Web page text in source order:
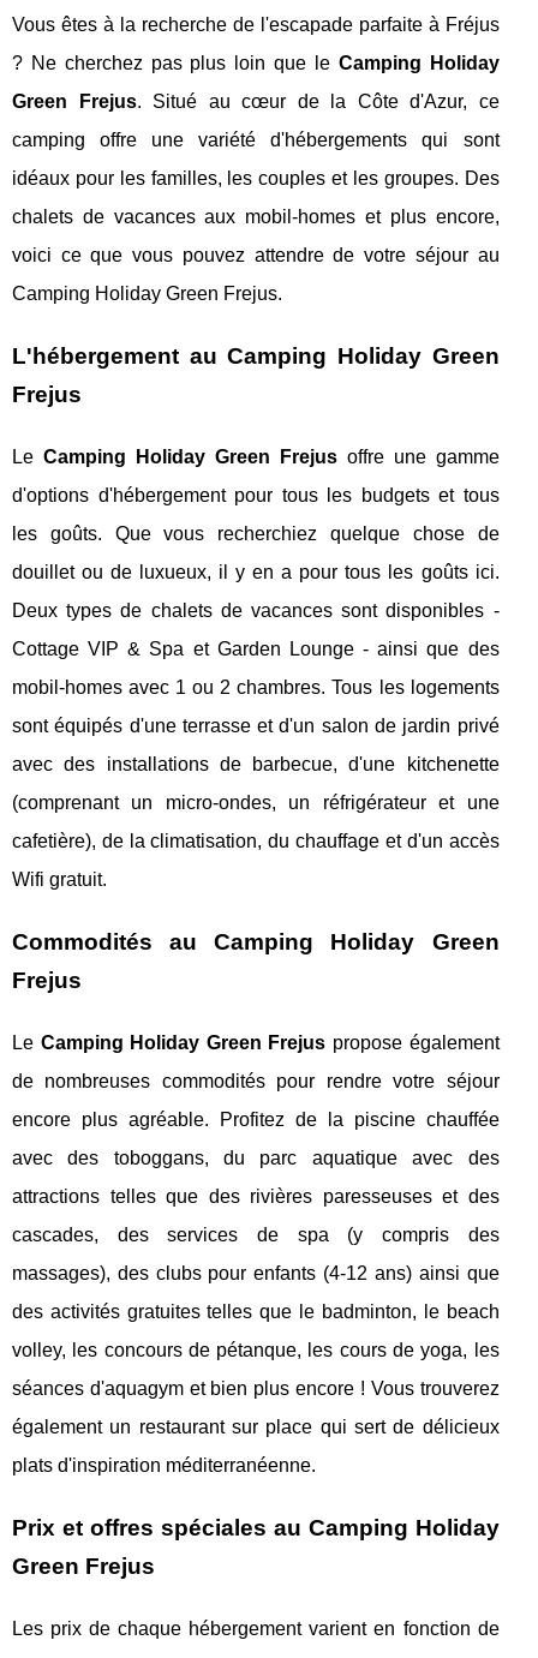
Vous êtes à la recherche de l'escapade parfaite à Fréjus
? Ne cherchez pas plus loin que le Camping Holiday
Green Frejus. Situé au cœur de la Côte d'Azur, ce
camping offre une variété d'hébergements qui sont
idéaux pour les familles, les couples et les groupes. Des
chalets de vacances aux mobil-homes et plus encore,
voici ce que vous pouvez attendre de votre séjour au
Camping Holiday Green Frejus.
L'hébergement au Camping Holiday Green
Frejus
Le Camping Holiday Green Frejusoffre une gamme
d'options d'hébergement pour tous les budgets et tous
les goûts. Que vous recherchiez quelque chose de
douillet ou de luxueux, il y en a pour tous les goûts ici.
Deux types de chalets de vacances sont disponibles -
Cottage VIP & Spa et Garden Lounge - ainsi que des
mobil-homes avec 1 ou 2 chambres. Tous les logements
sont équipés d'une terrasse et d'un salon de jardin privé
avec des installations de barbecue, d'une kitchenette
(comprenant un micro-ondes, un réfrigérateur et une
cafetière), de la climatisation, du chauffage et d'un accès
Wifi gratuit.
Commodités au Camping Holiday Green
Frejus
Le Camping Holiday Green Frejus propose également
de nombreuses commodités pour rendre votre séjour
encore plus agréable. Profitez de la piscine chauffée
avec des toboggans, du parc aquatique avec des
attractions telles que des rivières paresseuses et des
cascades, des services de spa (y compris des
massages), des clubs pour enfants (4-12 ans) ainsi que
des activités gratuites telles que le badminton, le beach
volley, les concours de pétanque, les cours de yoga, les
séances d'aquagym et bien plus encore ! Vous trouverez
également un restaurant sur place qui sert de délicieux
plats d'inspiration méditerranéenne.
Prix et offres spéciales au Camping Holiday
Green Frejus
Les prix de chaque hébergement varient en fonction de